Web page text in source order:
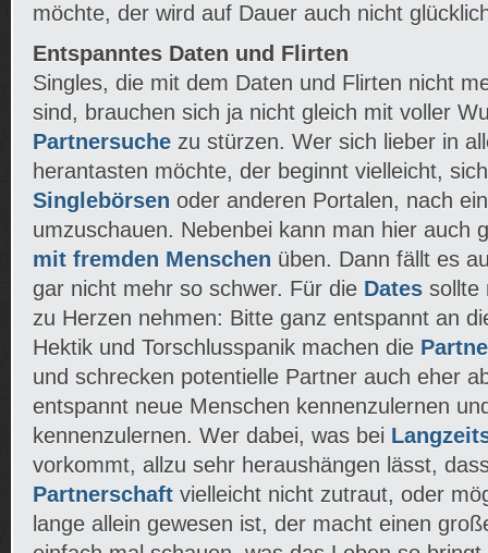
möchte, der wird auf Dauer auch nicht
Entspanntes Daten und Flirten
Singles, die mit dem Daten und Flirten nicht
sind, brauchen sich ja nicht gleich mit voller
Partnersuche zu stürzen. Wer sich lieber in
herantasten möchte, der beginnt vielleicht,
Singlebörsen oder anderen Portalen, nach
umzuschauen. Nebenbei kann man hier auch
mit fremden Menschen üben. Dann fällt es
gar nicht mehr so schwer. Für die Dates sollte
zu Herzen nehmen: Bitte ganz entspannt an
Hektik und Torschlusspanik machen die
und schrecken potentielle Partner auch eher
entspannt neue Menschen kennenzulernen
kennenzulernen. Wer dabei, was bei
vorkommt, allzu sehr heraushängen lässt,
Partnerschaft vielleicht nicht zutraut, oder
lange allein gewesen ist, der macht einen